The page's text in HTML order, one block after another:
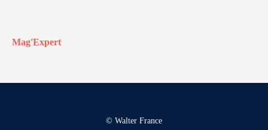
Mag'Expert
© Walter France